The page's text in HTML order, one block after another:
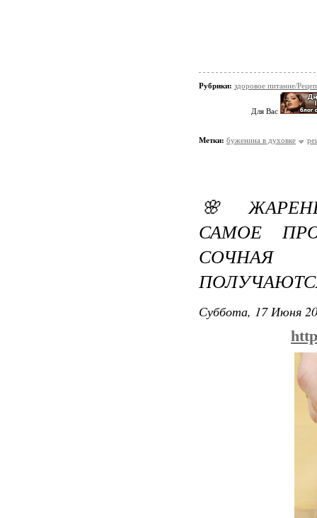
Рубрики: здоровое питание/
Для Вас
Метки: буженина в духовке
🌸
САМОЕ
СОЧНАЯ
Суббота, 17 Июня